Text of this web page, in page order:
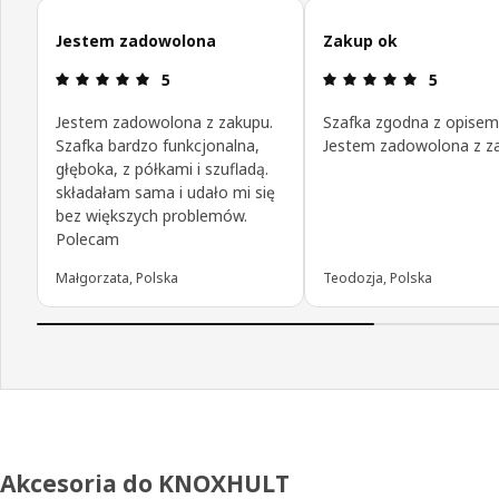
Pomiń opinie klientów
Jestem zadowolona
Opinia: 5 na 5 gwiazdki.
5
Jestem zadowolona z zakupu.
Szafka bardzo funkcjonalna,
głęboka, z półkami i szufladą.
składałam sama i udało mi się
bez większych problemów.
Polecam
Małgorzata, Polska
Zakup ok
Opinia: 5
5
Szafka zgodna z
Jestem zadowolona z
Teodozja, Polska
Akcesoria do KNOXHULT